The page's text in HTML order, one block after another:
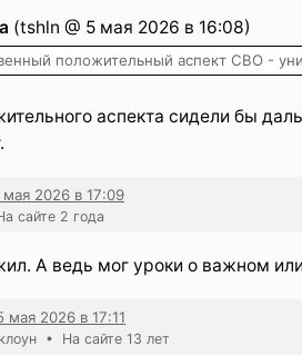
(tshln @ 5 мая 2026 в 16:08)
положительный аспект СВО -
аспекта сидели бы
мая 2026 в 17:09
сайте 2 года
А ведь мог уроки о важном
мая 2026 в 17:11
• На сайте 13 лет